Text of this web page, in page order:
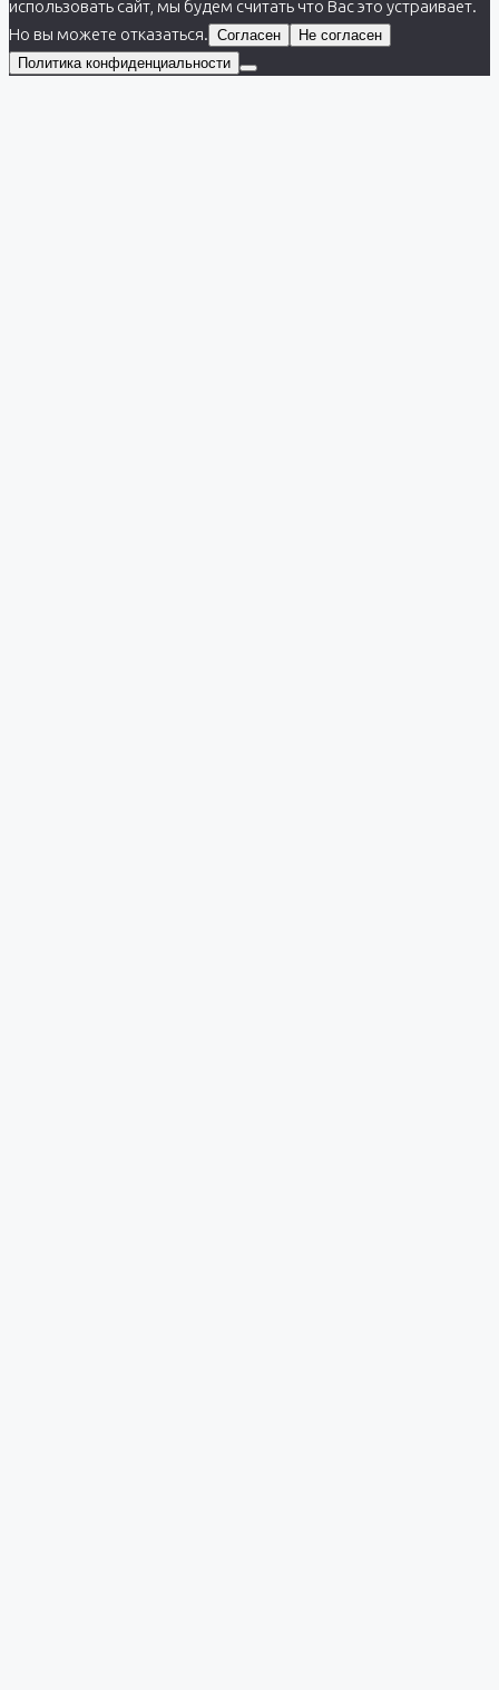
использовать сайт, мы будем считать что Вас это устраивает.
Но вы можете отказаться. Согласен
Не согласен
Политика конфиденциальности